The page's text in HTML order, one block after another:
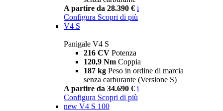
A partire da 28.390 € i
Configura Scopri di più
V4 S
Panigale V4 S
216 CV Potenza
120,9 Nm Coppia
187 kg Peso in ordine di marcia
senza carburante (Versione S)
A partire da 34.690 € i
Configura Scopri di più
new V4 S 100